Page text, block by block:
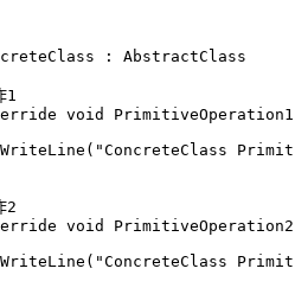
: AbstractClass
1
void PrimitiveOperation1
"ConcreteClass
2
void PrimitiveOperation2
"ConcreteClass